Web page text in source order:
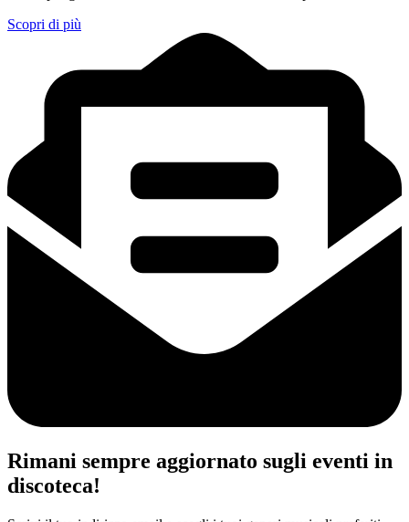
Scopri di più
Rimani sempre aggiornato sugli eventi in
discoteca!